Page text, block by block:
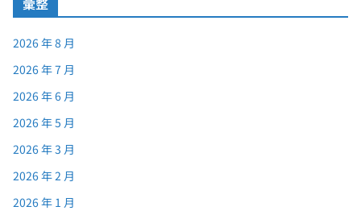
2026 年 8 月
2026 年 7 月
2026 年 6 月
2026 年 5 月
2026 年 3 月
2026 年 2 月
2026 年 1 月